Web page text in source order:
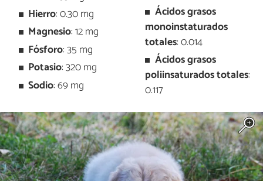
Hierro: 0.30 mg
Magnesio: 12 mg
Fósforo: 35 mg
Potasio: 320 mg
Sodio: 69 mg
Ácidos grasos
monoinstaturados
totales: 0.014
Ácidos grasos
poliinsaturados totales:
0.117